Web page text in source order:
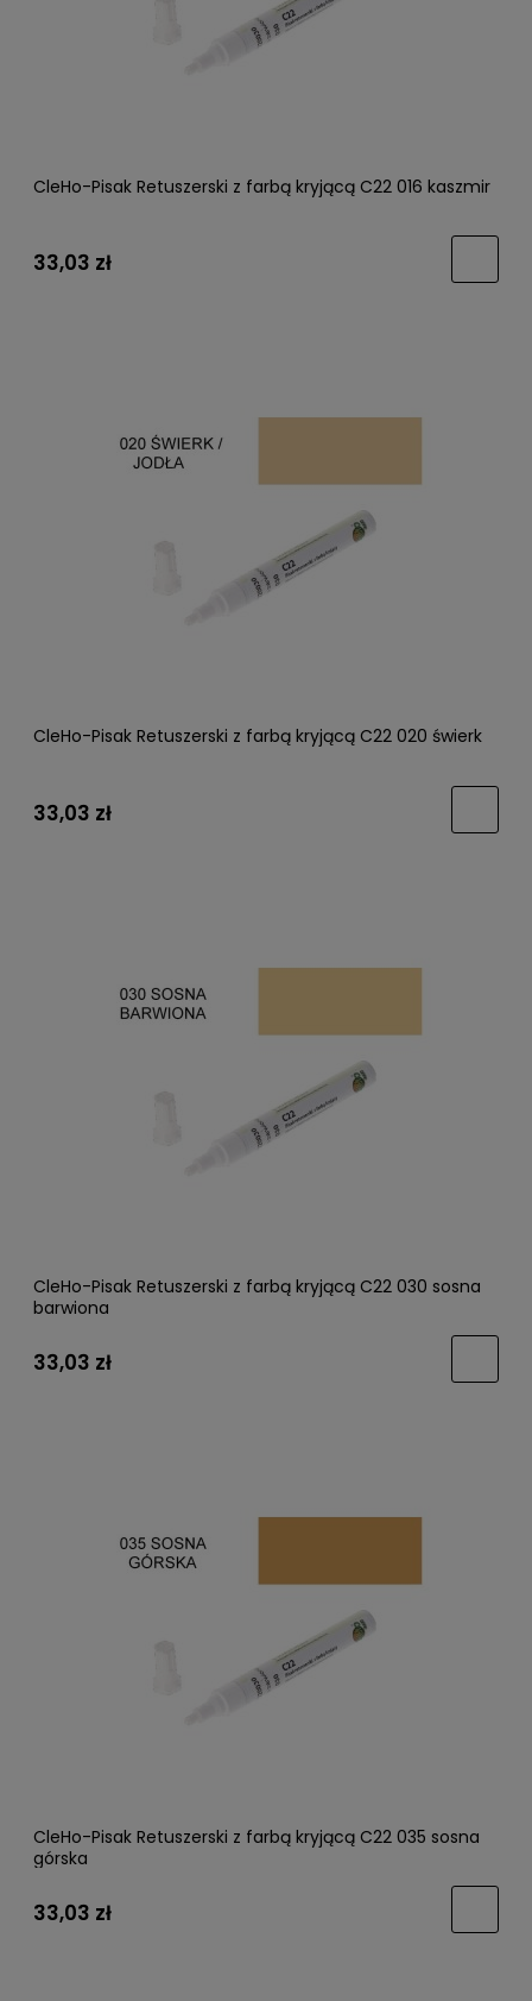
CleHo-Pisak Retuszerski z farbą kryjącą C22 016 kaszmir
33,03 zł
CleHo-Pisak Retuszerski z farbą kryjącą C22 020 świerk
33,03 zł
CleHo-Pisak Retuszerski z farbą kryjącą C22 030 sosna
barwiona
33,03 zł
CleHo-Pisak Retuszerski z farbą kryjącą C22 035 sosna
górska
33,03 zł